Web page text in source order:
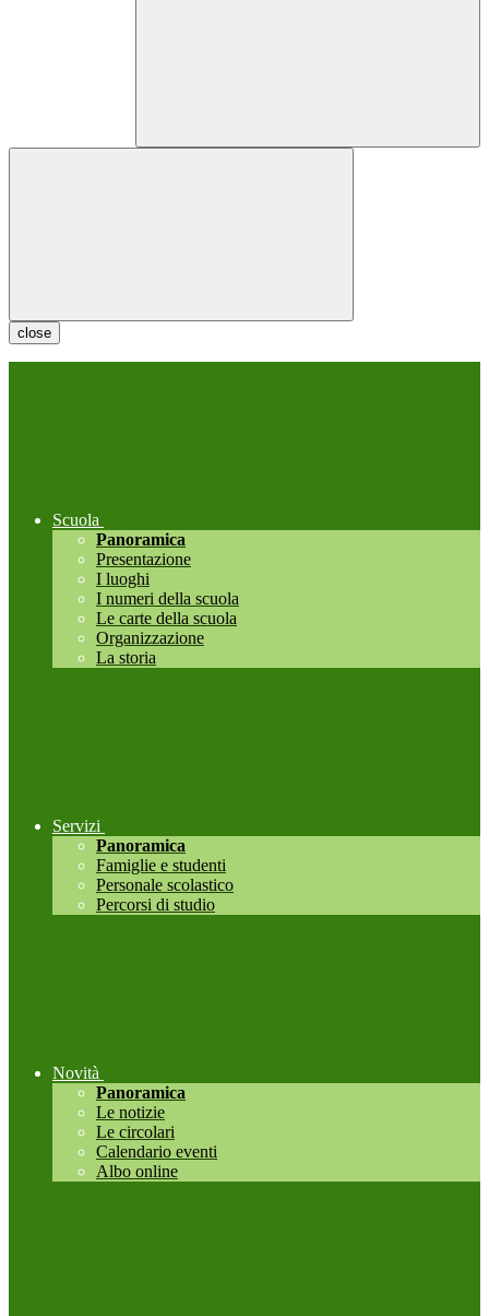
close
Scuola
Panoramica
Presentazione
I luoghi
I numeri della scuola
Le carte della scuola
Organizzazione
La storia
Servizi
Panoramica
Famiglie e studenti
Personale scolastico
Percorsi di studio
Novità
Panoramica
Le notizie
Le circolari
Calendario eventi
Albo online